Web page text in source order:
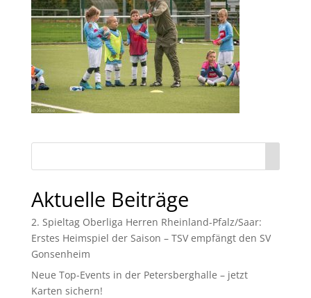
Aktuelle Beiträge
2. Spieltag Oberliga Herren Rheinland-Pfalz/Saar:
Erstes Heimspiel der Saison – TSV empfängt den SV
Gonsenheim
Neue Top-Events in der Petersberghalle – jetzt
Karten sichern!